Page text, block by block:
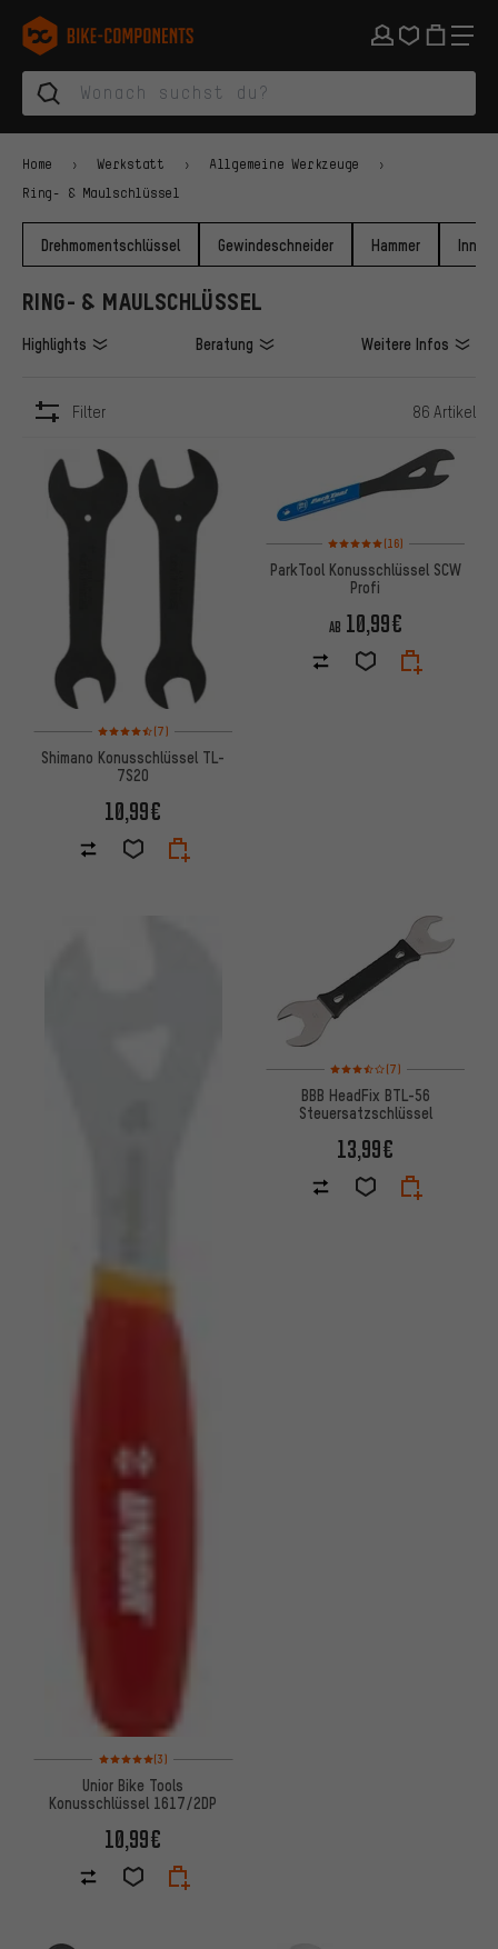
Zur Hauptnavigation springen
Zur Kategorienavigation springen
Zum Inhalt springen
Zu Marken und Newsletter springen
Zur Fußzeile springen
bike-components.de Startseite
Home Werkstatt Allgemeine Werkzeuge
Ring- & Maulschlüssel
Drehmomentschlüssel Gewindeschneider Hammer
RING- & MAULSCHLÜSSEL
Highlights Beratung Weitere Infos
Filter 86 Artikel
Bewertungen: 4,5 von 5 basierend auf 7 Bewertungen
(7)
Shimano Konusschlüssel TL-
7S20
10,99€
Bewertungen: 5 von 5
(16)
ParkTool Konusschlüssel SCW
Profi
AB 10,99€
Bewertungen: 5 von 5 basierend auf 3 Bewertungen
(3)
Unior Bike Tools
Konusschlüssel 1617/2DP
10,99€
Bewertungen: 3,5 von 5
(7)
BBB HeadFix BTL-56
Steuersatzschlüssel
13,99€